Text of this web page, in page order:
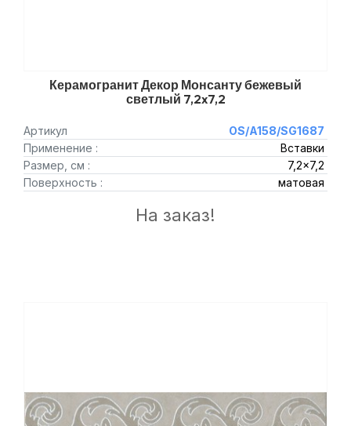
Керамогранит Декор Монсанту бежевый
светлый 7,2x7,2
Артикул
OS/A158/SG1687
Применение :
Вставки
Размер, см :
7,2x7,2
Поверхность :
матовая
На заказ!